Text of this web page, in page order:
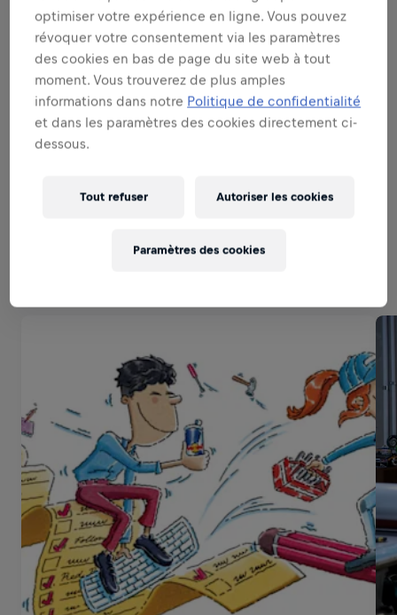
SOYEZ UN AMBASSADEUR DE
MARQUE ET DE PRODUIT
PARFAITE EXECUTION
SOYEZ UN EXPERT DES VENTES
optimiser votre expérience en ligne. Vous pouvez
révoquer votre consentement via les paramètres
des cookies en bas de page du site web à tout
moment. Vous trouverez de plus amples
informations dans notre Politique de confidentialité
et dans les paramètres des cookies directement ci-
dessous.
Tout refuser Autoriser les cookies
Paramètres des cookies